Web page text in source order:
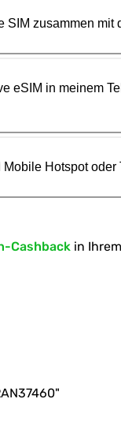
SIM zusammen mit
eSIM in meinem
Hotspot oder
Cashback in
"